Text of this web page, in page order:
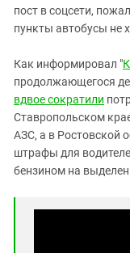
Чечня
Южная Осетия
Южный Кавказ
ЮФО
пост в соцсети,
пункты автобусы не
Как информировал "
продолжающегося
вдвое сократили
Ставропольском
АЗС, а в Ростовской
штрафы для
бензином на